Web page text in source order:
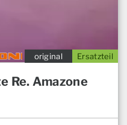
Ersatzteil
original
Re. Amazone